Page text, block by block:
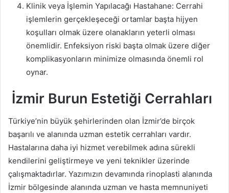
Klinik veya İşlemin Yapılacağı Hastahane: Cerrahi
işlemlerin gerçekleşeceği ortamlar başta hijyen
koşulları olmak üzere olanakların yeterli olması
önemlidir. Enfeksiyon riski başta olmak üzere diğer
komplikasyonların minimize olmasında önemli rol
oynar.
İzmir Burun Estetiği Cerrahları
Türkiye’nin büyük şehirlerinden olan İzmir’de birçok
başarılı ve alanında uzman estetik cerrahları vardır.
Hastalarına daha iyi hizmet verebilmek adına sürekli
kendilerini geliştirmeye ve yeni teknikler üzerinde
çalışmaktadırlar. Yazımızın devamında rinoplasti alanında
İzmir bölgesinde alanında uzman ve hasta memnuniyeti